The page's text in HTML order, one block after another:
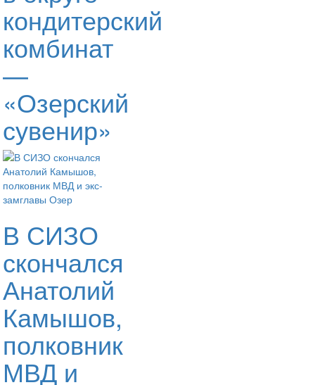
кондитерский
комбинат
—
«Озерский
сувенир»
В СИЗО
скончался
Анатолий
Камышов,
полковник
МВД и